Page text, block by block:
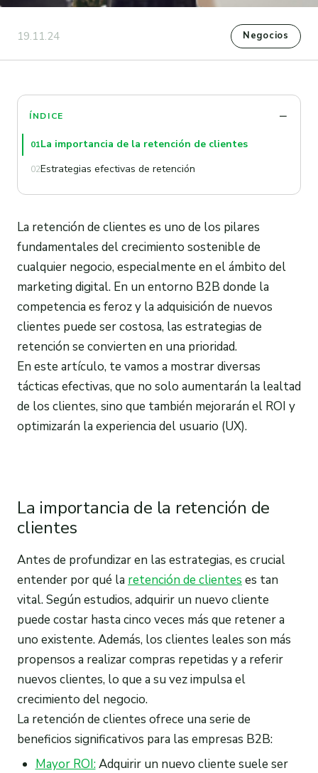
19.11.24 Negocios
ÍNDICE
01La importancia de la retención de clientes
02Estrategias efectivas de retención
La retención de clientes es uno de los pilares
fundamentales del crecimiento sostenible de
cualquier negocio, especialmente en el ámbito del
marketing digital. En un entorno B2B donde la
competencia es feroz y la adquisición de nuevos
clientes puede ser costosa, las estrategias de
retención se convierten en una prioridad.
En este artículo, te vamos a mostrar diversas
tácticas efectivas, que no solo aumentarán la lealtad
de los clientes, sino que también mejorarán el ROI y
optimizarán la experiencia del usuario (UX).
La importancia de la retención de
clientes
Antes de profundizar en las estrategias, es crucial
entender por qué la retención de clientes es tan
vital. Según estudios, adquirir un nuevo cliente
puede costar hasta cinco veces más que retener a
uno existente. Además, los clientes leales son más
propensos a realizar compras repetidas y a referir
nuevos clientes, lo que a su vez impulsa el
crecimiento del negocio.
La retención de clientes ofrece una serie de
beneficios significativos para las empresas B2B:
Mayor ROI:Adquirir un nuevo cliente suele ser